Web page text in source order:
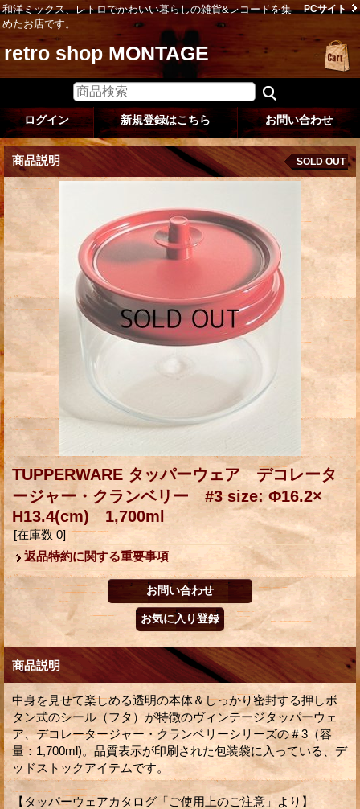
和洋ミックス、レトロでかわいい暮らしの雑貨&レコードを集
めたお店です。
PCサイト
retro shop MONTAGE
ログイン 新規登録はこちら お問い合わせ
商品説明 SOLD OUT
TUPPERWARE タッパーウェア デコレータ
ージャー・クランベリー #3 size: Φ16.2×
H13.4(cm) 1,700ml
[在庫数 0]
返品特約に関する重要事項
商品説明
中身を見せて楽しめる透明の本体＆しっかり密封する押しボ
タン式のシール（フタ）が特徴のヴィンテージタッパーウェ
ア、デコレータージャー・クランベリーシリーズの＃3（容
量：1,700ml)。品質表示が印刷された包装袋に入っている、デ
ッドストックアイテムです。
【タッパーウェアカタログ「ご使用上のご注意」より】